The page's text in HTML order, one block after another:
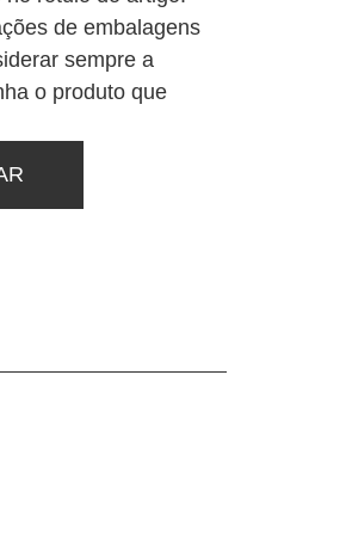
de embalagens
sempre a
o produto que